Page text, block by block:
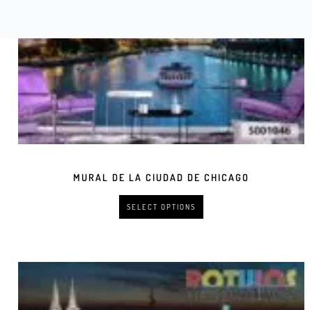
MURAL DE LA CIUDAD DE CHICAGO
SELECT OPTIONS